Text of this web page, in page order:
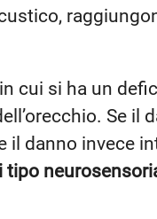
cui si ha un
Se il
il danno invece
tipo